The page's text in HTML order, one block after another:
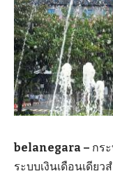
belanegara – กร
ระบบเงินเดือนเดีย